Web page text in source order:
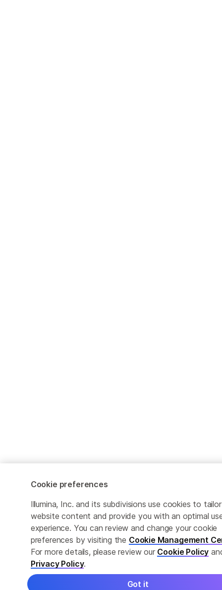
Cookie preferences
Illumina, Inc. and its subdivisions use cookies to tailor
website content and provide you with an optimal
experience. You can review and change your cookie
preferences by visiting the Cookie Management
For more details, please review our Cookie Policy
Privacy Policy.
Got it